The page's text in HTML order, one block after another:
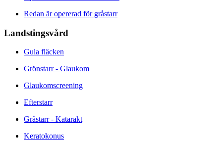
Redan är opererad för gråstarr
Landstingsvård
Gula fläcken
Grönstarr - Glaukom
Glaukomscreening
Efterstarr
Gråstarr - Katarakt
Keratokonus